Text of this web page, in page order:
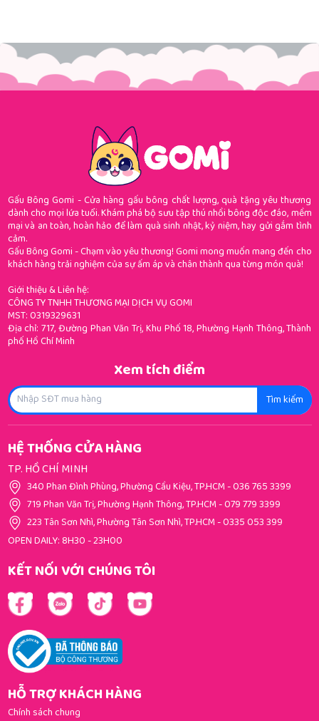
Gấu Bông Gomi - Cửa hàng gấu bông chất lượng, quà tặng yêu thương
dành cho mọi lứa tuổi. Khám phá bộ sưu tập thú nhồi bông độc đáo, mềm
mại và an toàn, hoàn hảo để làm quà sinh nhật, kỷ niệm, hay gửi gắm tình
cảm.
Gấu Bông Gomi - Chạm vào yêu thương! Gomi mong muốn mang đến cho
khách hàng trải nghiệm của sự ấm áp và chân thành qua từng món quà!
Giới thiệu & Liên hệ:
CÔNG TY TNHH THƯƠNG MẠI DỊCH VỤ GOMI
MST: 0319329631
Địa chỉ: 717, Đường Phan Văn Trị, Khu Phố 18, Phường Hạnh Thông, Thành
phố Hồ Chí Minh
Xem tích điểm
Tìm kiếm
HỆ THỐNG CỬA HÀNG
TP. HỒ CHÍ MINH
340 Phan Đình Phùng, Phường Cầu Kiệu, TP.HCM-036 765 3399
719 Phan Văn Trị, Phường Hạnh Thông, TP.HCM-079 779 3399
223 Tân Sơn Nhì, Phường Tân Sơn Nhì, TP.HCM-0335 053 399
OPEN DAILY: 8H30 - 23H00
KẾT NỐI VỚI CHÚNG TÔI
HỖ TRỢ KHÁCH HÀNG
Chính sách chung